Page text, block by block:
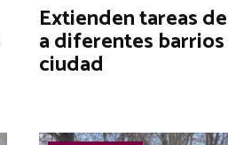
Extienden tareas
a diferentes
ciudad